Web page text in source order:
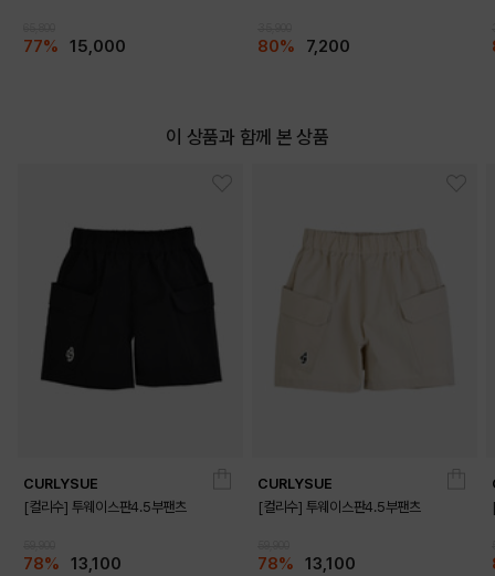
77% 15,000 80% 7,200
이 상품과 함께 본 상품
CURLYSUE
[컬리수] 투웨이스판4.5부팬츠
78% 13,100
CURLYSUE
[컬리수] 투웨이스판4.5부팬츠
78% 13,100